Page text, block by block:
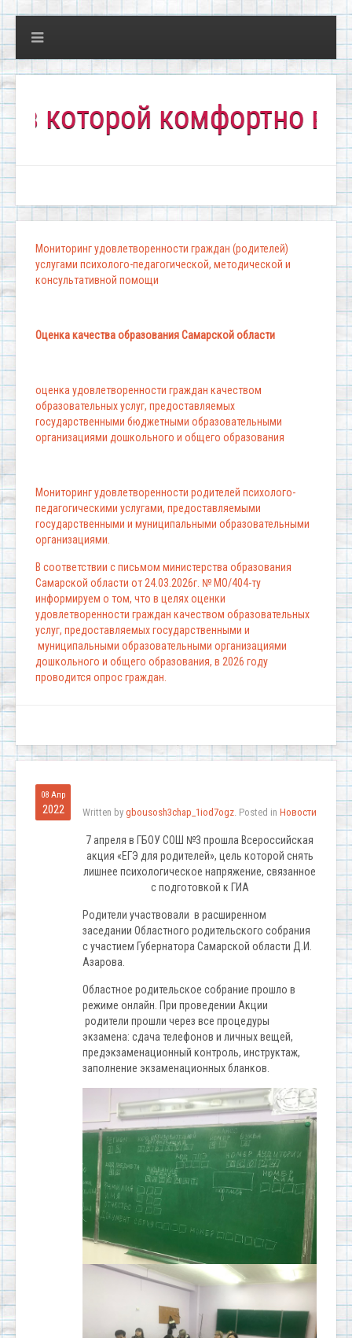
комфортно всем!"
Мониторинг удовлетворенности граждан (родителей)
услугами психолого-педагогической, методической и
консультативной помощи
Оценка качества образования Самарской области
оценка удовлетворенности граждан качеством
образовательных услуг, предоставляемых
государственными бюджетными образовательными
организациями дошкольного и общего образования
Мониторинг удовлетворенности родителей психолого-
педагогическими услугами, предоставляемыми
государственными и муниципальными образовательными
организациями.
В соответствии с письмом министерства образования
Самарской области от 24.03.2026г. № МО/404-ту
информируем о том, что в целях оценки
удовлетворенности граждан качеством образовательных
услуг, предоставляемых государственными и
муниципальными образовательными организациями
дошкольного и общего образования, в 2026 году
проводится опрос граждан.
08 Апр
2022 Written by gbousosh3chap_1iod7ogz. Posted in Новости
7 апреля в ГБОУ СОШ №3 прошла Всероссийская
акция «ЕГЭ для родителей», цель которой снять
лишнее психологическое напряжение, связанное
с подготовкой к ГИА
Родители участвовали в расширенном
заседании Областного родительского собрания
с участием Губернатора Самарской области Д.И.
Азарова.
Областное родительское собрание прошло в
режиме онлайн. При проведении Акции
родители прошли через все процедуры
экзамена: сдача телефонов и личных вещей,
предэкзаменационный контроль, инструктаж,
заполнение экзаменационных бланков.